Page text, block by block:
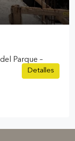
Parque –
Detalles